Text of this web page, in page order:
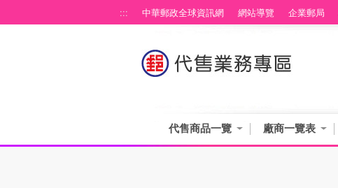
::: 中華郵政全球資訊網 網站導覽 企業郵局
代售商品一覽 廠商一覽表